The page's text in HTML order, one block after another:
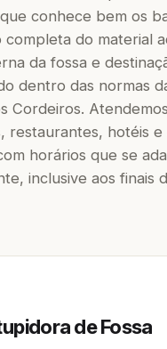
conhece bem os
completa do material
da fossa e
dentro das normas
Cordeiros.
restaurantes, hotéis e
horários que se
inclusive aos finais
de Fossa